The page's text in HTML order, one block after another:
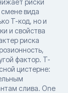
риски
вида
T-код, но и
и свойства
риска
фактор. T-
цистерне:
слива. One